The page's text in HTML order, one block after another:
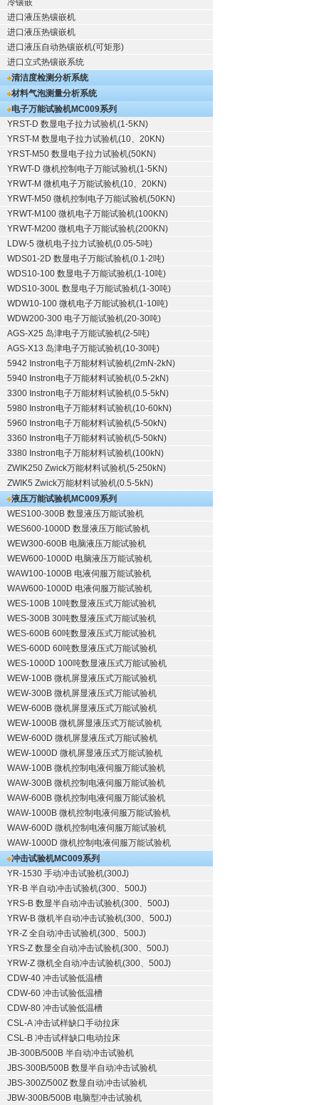
冷镶嵌
进口液压热镶嵌机
进口液压热镶嵌机
进口液压自动热镶嵌机(可矩形)
进口立式热镶嵌系统
清洁度检测分析系统
材料气泡测量分析系统
电子万能试验机MC009系列
YRST-D 数显电子拉力试验机(1-5KN)
YRST-M 数显电子拉力试验机(10、20KN)
YRST-M50 数显电子拉力试验机(50KN)
YRWT-D 微机控制电子万能试验机(1-5KN)
YRWT-M 微机电子万能试验机(10、20KN)
YRWT-M50 微机控制电子万能试验机(50KN)
YRWT-M100 微机电子万能试验机(100KN)
YRWT-M200 微机电子万能试验机(200KN)
LDW-5 微机电子拉力试验机(0.05-5吨)
WDS01-2D 数显电子万能试验机(0.1-2吨)
WDS10-100 数显电子万能试验机(1-10吨)
WDS10-300L 数显电子万能试验机(1-30吨)
WDW10-100 微机电子万能试验机(1-10吨)
WDW200-300 电子万能试验机(20-30吨)
AGS-X25 岛津电子万能试验机(2-5吨)
AGS-X13 岛津电子万能试验机(10-30吨)
5942 Instron电子万能材料试验机(2mN-2kN)
5940 Instron电子万能材料试验机(0.5-2kN)
3300 Instron电子万能材料试验机(0.5-5kN)
5980 Instron电子万能材料试验机(10-60kN)
5960 Instron电子万能材料试验机(5-50kN)
3360 Instron电子万能材料试验机(5-50kN)
3380 Instron电子万能材料试验机(100kN)
ZWIK250 Zwick万能材料试验机(5-250kN)
ZWIK5 Zwick万能材料试验机(0.5-5kN)
液压万能试验机MC009系列
WES100-300B 数显液压万能试验机
WES600-1000D 数显液压万能试验机
WEW300-600B 电脑液压万能试验机
WEW600-1000D 电脑液压万能试验机
WAW100-1000B 电液伺服万能试验机
WAW600-1000D 电液伺服万能试验机
WES-100B 10吨数显液压式万能试验机
WES-300B 30吨数显液压式万能试验机
WES-600B 60吨数显液压式万能试验机
WES-600D 60吨数显液压式万能试验机
WES-1000D 100吨数显液压式万能试验机
WEW-100B 微机屏显液压式万能试验机
WEW-300B 微机屏显液压式万能试验机
WEW-600B 微机屏显液压式万能试验机
WEW-1000B 微机屏显液压式万能试验机
WEW-600D 微机屏显液压式万能试验机
WEW-1000D 微机屏显液压式万能试验机
WAW-100B 微机控制电液伺服万能试验机
WAW-300B 微机控制电液伺服万能试验机
WAW-600B 微机控制电液伺服万能试验机
WAW-1000B 微机控制电液伺服万能试验机
WAW-600D 微机控制电液伺服万能试验机
WAW-1000D 微机控制电液伺服万能试验机
冲击试验机MC009系列
YR-1530 手动冲击试验机(300J)
YR-B 半自动冲击试验机(300、500J)
YRS-B 数显半自动冲击试验机(300、500J)
YRW-B 微机半自动冲击试验机(300、500J)
YR-Z 全自动冲击试验机(300、500J)
YRS-Z 数显全自动冲击试验机(300、500J)
YRW-Z 微机全自动冲击试验机(300、500J)
CDW-40 冲击试验低温槽
CDW-60 冲击试验低温槽
CDW-80 冲击试验低温槽
CSL-A 冲击试样缺口手动拉床
CSL-B 冲击试样缺口电动拉床
JB-300B/500B 半自动冲击试验机
JBS-300B/500B 数显半自动冲击试验机
JBS-300Z/500Z 数显自动冲击试验机
JBW-300B/500B 电脑型冲击试验机